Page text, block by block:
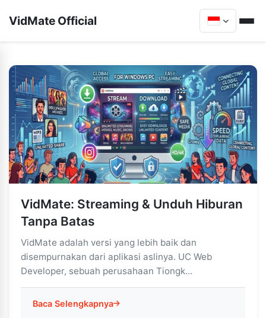
VidMate Official
VidMate: Streaming & Unduh Hiburan
Tanpa Batas
VidMate adalah versi yang lebih baik dan
disempurnakan dari aplikasi aslinya. UC Web
Developer, sebuah perusahaan Tiongk...
Baca Selengkapnya